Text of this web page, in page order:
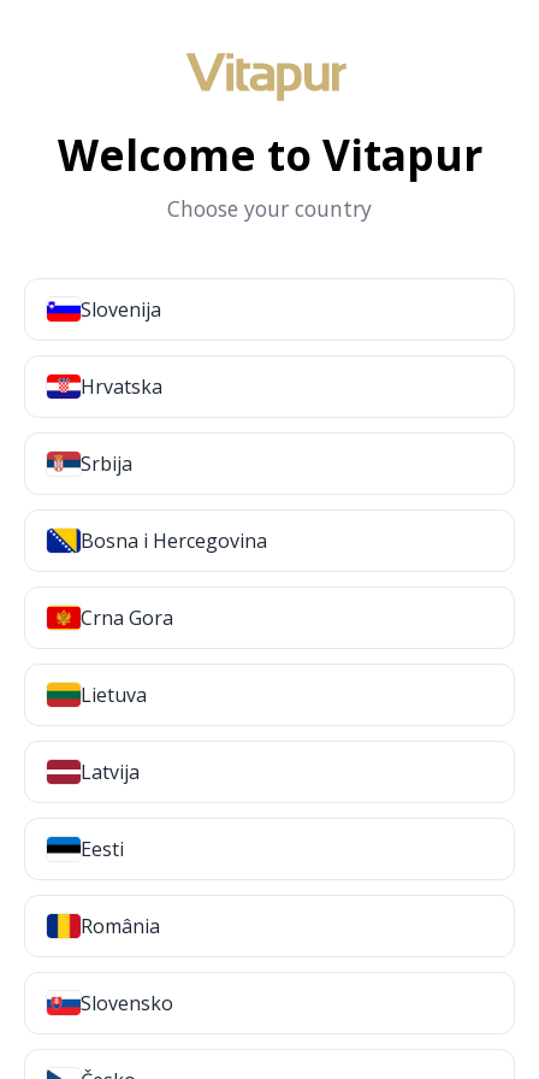
Welcome to Vitapur
Choose your country
Slovenija
Hrvatska
Srbija
Bosna i Hercegovina
Crna Gora
Lietuva
Latvija
Eesti
România
Slovensko